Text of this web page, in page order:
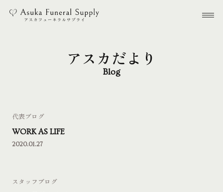
メ
アスカだより
Blog
WORK AS LIFE
代表ブログ
2020.01.27
スタッフブログ